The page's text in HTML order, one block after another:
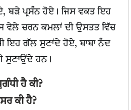
ਬੜੇ ਪ੍ਰਸੰਨ ਹੋਏ। ਜਿਸ ਵਕਤ ਇਹ
ਵੇਲੇ ਚਰਨ ਕਮਲਾਂ ਦੀ ਉਸਤਤ ਵਿੱਚ
ਇਹ ਗੱਲ ਸੁਣਾਂਦੇ ਹੋਏ, ਬਾਬਾ ਨੰਦ
ਸੁਣਾਉਂਦੇ ਹਨ।
ਹੈ ਕੀ?
ਕੀ ਹੈ?